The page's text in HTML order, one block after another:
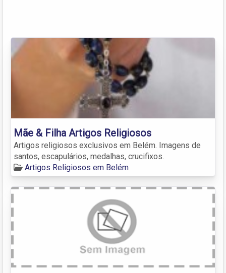
Mãe & Filha Artigos Religiosos
Artigos religiosos exclusivos em Belém. Imagens de
santos, escapulários, medalhas, crucifixos.
Artigos Religiosos em Belém